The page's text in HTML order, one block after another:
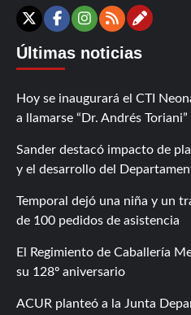
X Facebook
Instagram
RSS
Últimas noticias
Hoy se inaugurará el CTI
a llamarse “Dr. Andrés Toriani”
Sander destacó impacto de
y el desarrollo del
Temporal dejó una niña y un
de 100 pedidos de asistencia
El Regimiento de Caballería
su 128º aniversario
ACUR planteó a la Junta